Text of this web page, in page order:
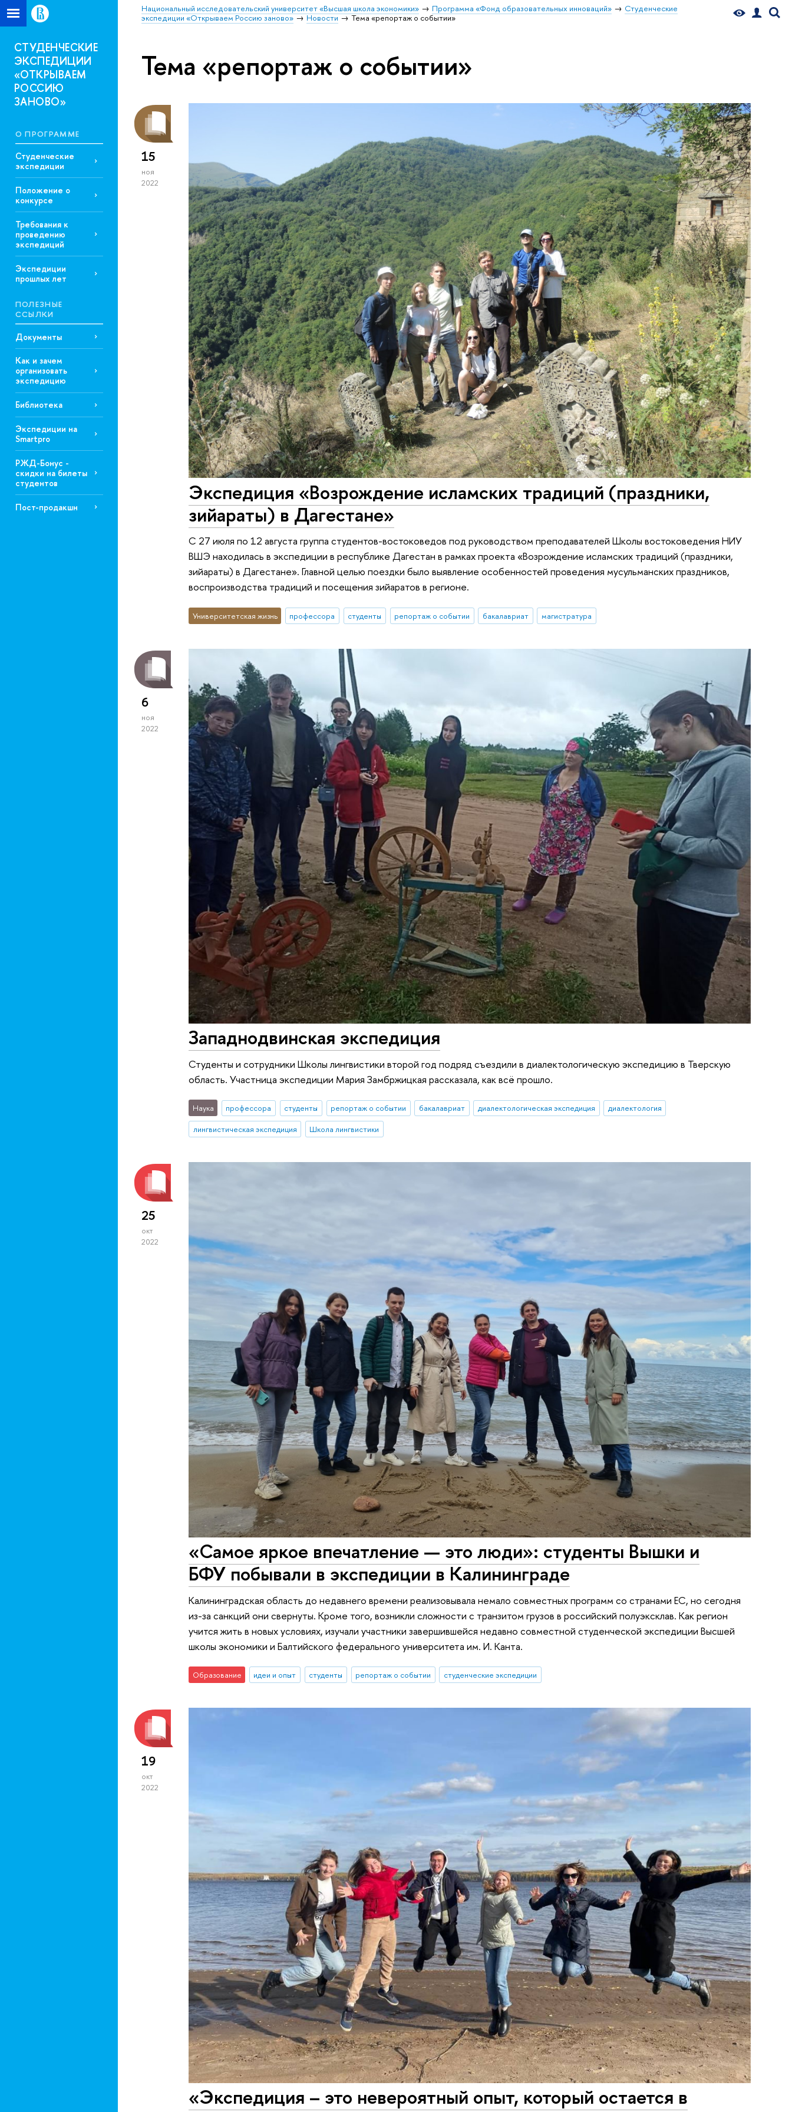
Национальный исследовательский университет «Высшая школа экономики» Программа «Фонд образовательных инноваций»
Студенческие
экспедиции «Открываем Россию заново»
Новости Тема «репортаж о событии»
СТУДЕНЧЕСКИЕ
ЭКСПЕДИЦИИ
«ОТКРЫВАЕМ
РОССИЮ
ЗАНОВО»
О ПРОГРАММЕ
Студенческие
экспедиции
Положение о
конкурсе
Требования к
проведению
экспедиций
Экспедиции
прошлых лет
ПОЛЕЗНЫЕ
ССЫЛКИ
Документы
Как и зачем
организовать
экспедицию
Библиотека
Экспедиции на
Smartpro
РЖД-Бонус -
скидки на билеты
студентов
Пост-продакшн
Тема «репортаж о событии»
15
ноя
2022
Экспедиция «Возрождение исламских традиций (праздники,
зийараты) в Дагестане»
С 27 июля по 12 августа группа студентов-востоковедов под руководством преподавателей Школы востоковедения НИУ
ВШЭ находилась в экспедиции в республике Дагестан в рамках проекта «Возрождение исламских традиций (праздники,
зийараты) в Дагестане». Главной целью поездки было выявление особенностей проведения мусульманских праздников,
воспроизводства традиций и посещения зийаратов в регионе.
Университетская жизнь профессора студенты репортаж о событии бакалавриат магистратура
6
ноя
2022
Западнодвинская экспедиция
Студенты и сотрудники Школы лингвистики второй год подряд съездили в диалектологическую экспедицию в Тверскую
область. Участница экспедиции Мария Замбржицкая рассказала, как всё прошло.
Наука профессора студенты репортаж о событии бакалавриат диалектологическая экспедиция
диалектология
лингвистическая экспедиция
Школа лингвистики
25
окт
2022
«Самое яркое впечатление — это люди»: студенты Вышки и
БФУ побывали в экспедиции в Калининграде
Калининградская область до недавнего времени реализовывала немало совместных программ со странами ЕС, но сегодня
из-за санкций они свернуты. Кроме того, возникли сложности с транзитом грузов в российский полуэксклав. Как регион
учится жить в новых условиях, изучали участники завершившейся недавно совместной студенческой экспедиции Высшей
школы экономики и Балтийского федерального университета им. И. Канта.
Образование идеи и опыт студенты репортаж о событии студенческие экспедиции
19
окт
2022
«Экспедиция – это невероятный опыт, который остается в